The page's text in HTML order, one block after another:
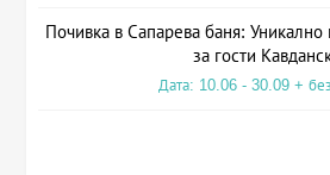
Почивка в Сапарева баня:
за гости
Дата: 10.06 - 30.09 +